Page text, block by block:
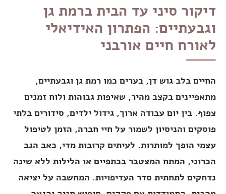
דיקור סיני עד הבית ברמת גן
וגבעתיים: הפתרון האידיאלי
לאורח חיים אורבני
החיים בלב גוש דן, בערים כמו רמת גן וגבעתיים,
מתאפיינים בקצב מהיר, שאיפות גבוהות ולוח זמנים
צפוף. בין יום עבודה ארוך, גידול ילדים, סידורים בלתי
פוסקים והניסיון לשמור על חיי חברה, הזמן לטיפול
עצמי הופך למותרות. לעיתים קרובות מדי, כאב הגב
הכרוני, המתח המצטבר בכתפיים או הלילות ללא שינה
נדחקים לתחתית סדר העדיפויות. המחשבה על יציאה